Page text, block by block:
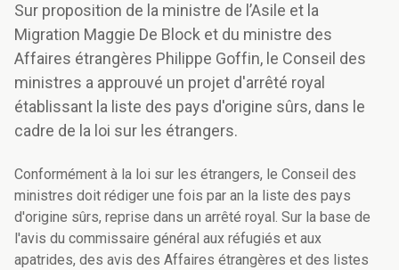
Sur proposition de la ministre de l’Asile et la
Migration Maggie De Block et du ministre des
Affaires étrangères Philippe Goffin, le Conseil des
ministres a approuvé un projet d'arrêté royal
établissant la liste des pays d'origine sûrs, dans le
cadre de la loi sur les étrangers.
Conformément à la loi sur les étrangers, le Conseil des
ministres doit rédiger une fois par an la liste des pays
d'origine sûrs, reprise dans un arrêté royal. Sur la base de
l'avis du commissaire général aux réfugiés et aux
apatrides, des avis des Affaires étrangères et des listes